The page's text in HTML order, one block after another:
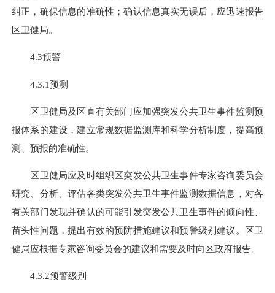
纠正，确保信息的准确性；确认信息真实无误后，应迅速报告
区卫健局。
4.3预警
4.3.1预测
区卫健局及区直有关部门应加强突发公共卫生事件监测预
报体系的建设，建立常规数据监测库和科学分析制度，提高预
测、预报的准确性。
区卫健局应及时组织区突发公共卫生事件专家咨询委员会
研究、分析、评估各类突发公共卫生事件监测数据信息，对各
有关部门发现并确认的可能引发突发公共卫生事件的倾向性、
苗头性问题，提出有效的预防措施建议和预警级别建议。区卫
健局应根据专家咨询委员会的建议和需要及时向区政府报告。
4.3.2预警级别